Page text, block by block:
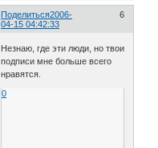
Поделиться 6
2006-
04-15 04:42:33
Незнаю, где эти люди, но твои
подписи мне больше всего
нравятся.
0